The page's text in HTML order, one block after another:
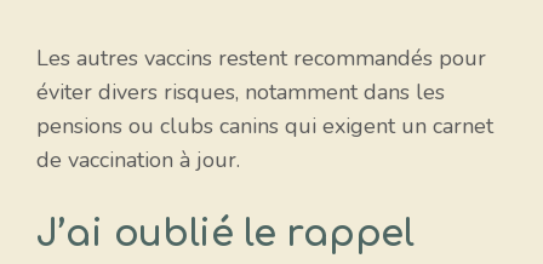
Les autres vaccins restent recommandés pour
éviter divers risques, notamment dans les
pensions ou clubs canins qui exigent un carnet
de vaccination à jour.
J’ai oublié le rappel